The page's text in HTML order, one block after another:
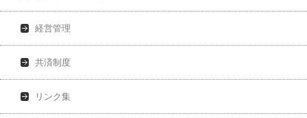
経営管理
共済制度
リンク集